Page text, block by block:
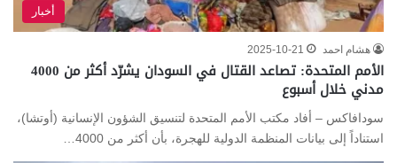
أخبار
هشام احمد 2025-10-21
الأمم المتحدة: تصاعد القتال في السودان يشرّد أكثر من 4000
مدني خلال أسبوع
سودافاكس – أفاد مكتب الأمم المتحدة لتنسيق الشؤون الإنسانية (أوتشا)،
استناداً إلى بيانات المنظمة الدولية للهجرة، بأن أكثر من 4000…